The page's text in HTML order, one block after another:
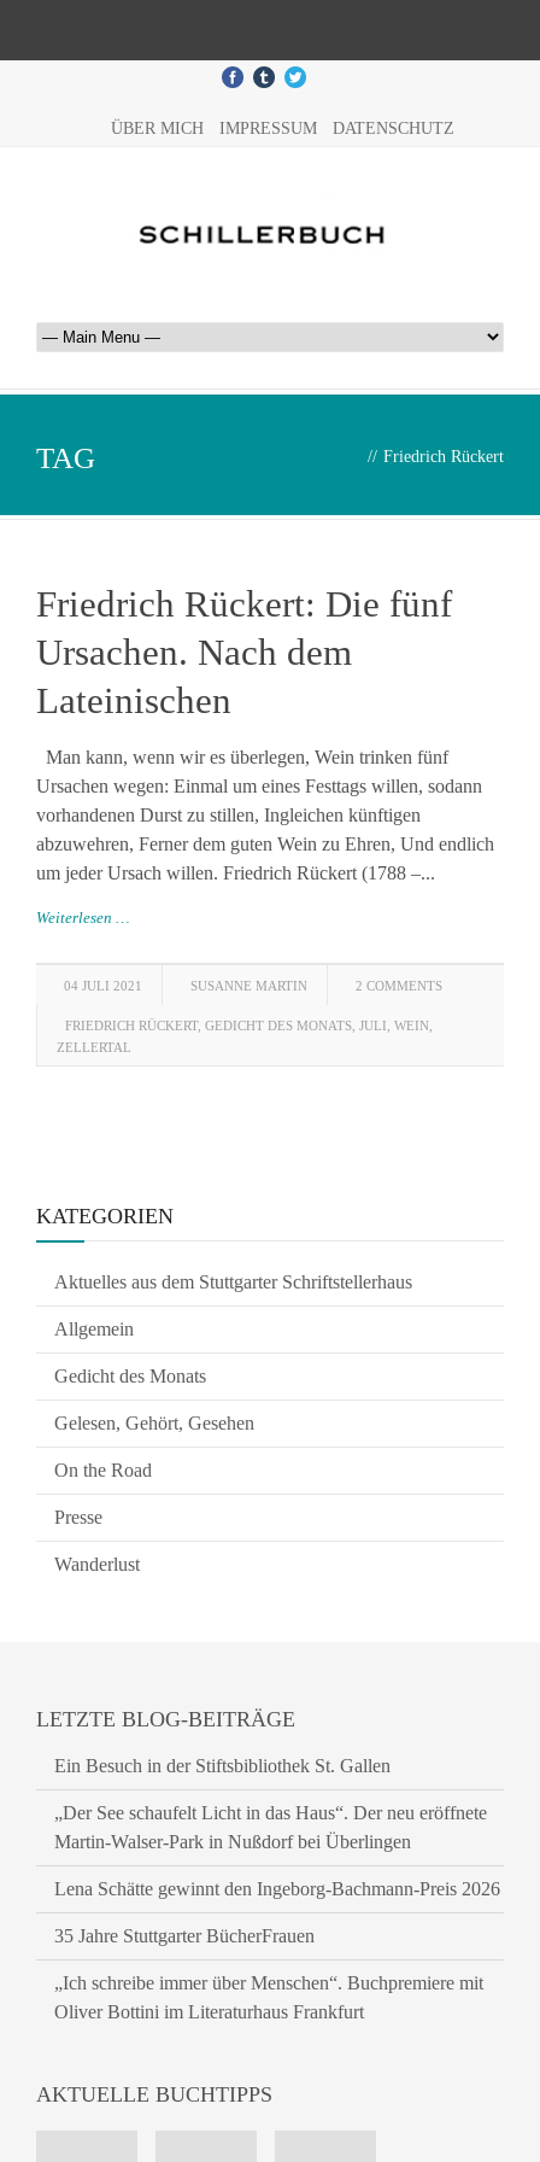
ÜBER MICH IMPRESSUM DATENSCHUTZ
TAG // Friedrich Rückert
Friedrich Rückert: Die fünf
Ursachen. Nach dem
Lateinischen
Man kann, wenn wir es überlegen, Wein trinken fünf
Ursachen wegen: Einmal um eines Festtags willen, sodann
vorhandenen Durst zu stillen, Ingleichen künftigen
abzuwehren, Ferner dem guten Wein zu Ehren, Und endlich
um jeder Ursach willen. Friedrich Rückert (1788 –...
Weiterlesen …
04 JULI 2021 SUSANNE MARTIN 2 COMMENTS
FRIEDRICH RÜCKERT, GEDICHT DES MONATS JULI WEIN
ZELLERTAL
KATEGORIEN
Aktuelles aus dem Stuttgarter Schriftstellerhaus
Allgemein
Gedicht des Monats
Gelesen, Gehört, Gesehen
On the Road
Presse
Wanderlust
LETZTE BLOG-BEITRÄGE
Ein Besuch in der Stiftsbibliothek St. Gallen
„Der See schaufelt Licht in das Haus“. Der neu eröffnete
Martin-Walser-Park in Nußdorf bei Überlingen
Lena Schätte gewinnt den Ingeborg-Bachmann-Preis 2026
35 Jahre Stuttgarter BücherFrauen
„Ich schreibe immer über Menschen“. Buchpremiere mit
Oliver Bottini im Literaturhaus Frankfurt
AKTUELLE BUCHTIPPS